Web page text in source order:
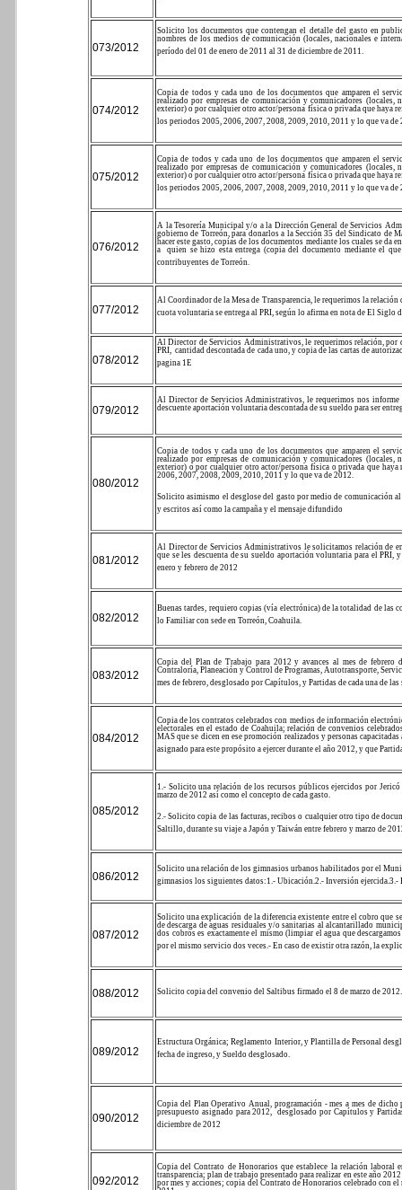
073/2012
Solicito los documentos que contengan el detalle del gasto en
nombres de los medios de comunicación (locales, nacionales e
período del 01 de enero de 2011 al 31 de diciembre de 2011.
074/2012
Copia de todos y cada uno de los documentos que amparen el
realizado por empresas de comunicación y comunicadores
exterior) o por cualquier otro actor/persona física o privada que haya
los periodos 2005, 2006, 2007, 2008, 2009, 2010, 2011 y lo que va de
075/2012
Copia de todos y cada uno de los documentos que amparen el
realizado por empresas de comunicación y comunicadores
exterior) o por cualquier otro actor/persona física o privada que haya
los periodos 2005, 2006, 2007, 2008, 2009, 2010, 2011 y lo que va de
076/2012
A la Tesorería Municipal y/o a la Dirección General de Servicios
gobierno de Torreón, para donarlos a la Sección 35 del Sindicato de
hacer este gasto, copias de los documentos mediante los cuales se da
a
quien se hizo esta entrega (copia del documento mediante el
contribuyentes de Torreón.
077/2012
Al Coordinador de la Mesa de Transparencia, le requerimos la
cuota voluntaria se entrega al PRI, según lo afirma en nota de El Siglo
078/2012
Al Director de Servicios Administrativos, le requerimos relación, por
PRI, cantidad descontada de cada uno, y copia de las cartas de
pagina 1E
079/2012
Al Director de Servicios Administrativos, le requerimos nos
descuente aportación voluntaria descontada de su sueldo para ser
080/2012
Copia de todos y cada uno de los documentos que amparen el
realizado por empresas de comunicación y comunicadores
exterior) o por cualquier otro actor/persona física o privada que
2006, 2007, 2008, 2009, 2010, 2011 y lo que va de 2012.
Solicito asimismo el desglose del gasto por medio de comunicación
y escritos así como la campaña y el mensaje difundido
081/2012
Al Director de Servicios Administrativos le solicitamos relación de
que se les descuenta de su sueldo aportación voluntaria para el PRI,
enero y febrero de 2012
082/2012
Buenas tardes, requiero copias (vía electrónica) de la totalidad de
lo Familiar con sede en Torreón, Coahuila.
083/2012
Copia del Plan de Trabajo para 2012 y avances al mes de febrero
Contraloría, Planeación y Control de Programas, Autotransporte,
mes de febrero, desglosado por Capítulos, y Partidas de cada una de
084/2012
Copia de los contratos celebrados con medios de información
electorales en el estado de Coahuila; relación de convenios
MAS que se dicen en ese promoción realizados y personas
asignado para este propósito a ejercer durante el año 2012, y que
085/2012
1.- Solicito una relación de los recursos públicos ejercidos por
marzo de 2012 así como el concepto de cada gasto.
2.- Solicito copia de las facturas, recibos o cualquier otro tipo de
Saltillo, durante su viaje a Japón y Taiwán entre febrero y marzo de
086/2012
Solicito una relación de los gimnasios urbanos habilitados por el
gimnasios los siguientes datos: 1.- Ubicación.2.- Inversión ejercida.3.-
087/2012
Solicito una explicación de la diferencia existente entre el cobro que
de descarga de aguas residuales y/o sanitarias al alcantarillado
dos cobros es exactamente el mismo (limpiar el agua que
por el mismo servicio dos veces.- En caso de existir otra razón, la
088/2012 Solicito copia del convenio del Saltibus firmado el 8 de marzo de
089/2012
Estructura Orgánica; Reglamento Interior, y Plantilla de Personal
fecha de ingreso, y Sueldo desglosado.
090/2012
Copia del Plan Operativo Anual, programación - mes a mes de
presupuesto asignado para 2012,
desglosado por Capítulos y
diciembre de 2012
092/2012
Copia del Contrato de Honorarios que establece la relación laboral
transparencia; plan de trabajo presentado para realizar en este año
por mes y acciones; copia del Contrato de Honorarios celebrado con